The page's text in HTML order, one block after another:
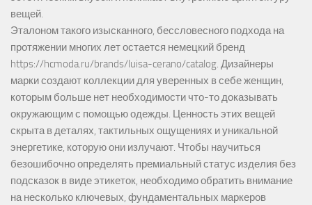
вещей.
Эталоном такого изысканного, бессловесного подхода на
протяжении многих лет остается немецкий бренд
https://hcmoda.ru/brands/luisa-cerano/catalog. Дизайнеры
марки создают коллекции для уверенных в себе женщин,
которым больше нет необходимости что-то доказывать
окружающим с помощью одежды. Ценность этих вещей
скрыта в деталях, тактильных ощущениях и уникальной
энергетике, которую они излучают. Чтобы научиться
безошибочно определять премиальный статус изделия без
подсказок в виде этикеток, необходимо обратить внимание
на несколько ключевых, фундаментальных маркеров